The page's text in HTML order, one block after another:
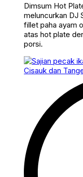
Dimsum Hot
meluncurkan DJ
fillet paha ayam
atas hot plate
porsi.